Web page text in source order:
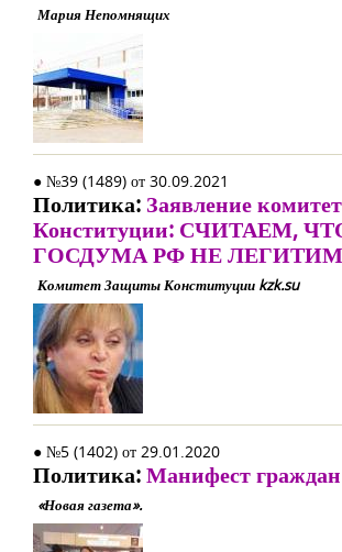
Мария Непомнящих
● №39 (1489) от 30.09.2021
Политика: Заявление
Конституции: СЧИТАЕМ,
ГОСДУМА РФ НЕ
Комитет Защиты Конституции kzk.su
● №5 (1402) от 29.01.2020
Политика:Манифест
«Новая газета».